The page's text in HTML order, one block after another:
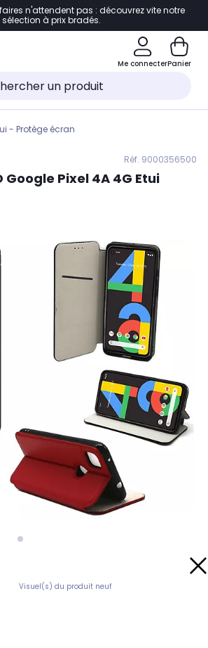
à la navigation
au pied de page
au chatbot
n'attendent pas : découvrez vite notre
sélection à prix bradés.
Me connecterPanier
- Protège écran
Réf. 9000356500
Google Pixel 4A 4G Etui
Visuel(s) du produit neuf